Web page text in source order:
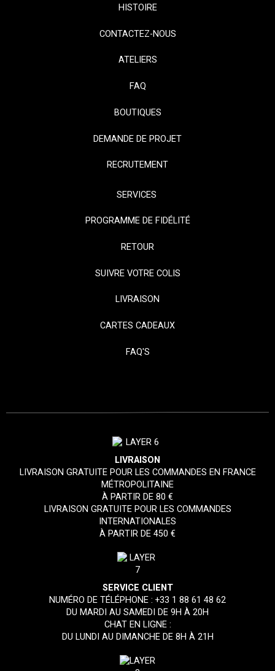
HISTOIRE
CONTACTEZ-NOUS
ATELIERS
FAQ
BOUTIQUES
DEMANDE DE PROJET
RECRUTEMENT
SERVICES
PROGRAMME DE FIDÉLITÉ
RETOUR
SUIVRE VOTRE COLIS
LIVRAISON
CARTES CADEAUX
FAQ'S
LIVRAISON
LIVRAISON GRATUITE POUR LES COMMANDES EN FRANCE
MÉTROPOLITAINE
À PARTIR DE 80 €
LIVRAISON GRATUITE POUR LES COMMANDES
INTERNATIONALES
À PARTIR DE 450 €
SERVICE CLIENT
NUMÉRO DE TÉLÉPHONE :+33 1 88 61 48 62
DU MARDI AU SAMEDI DE 9H À 20H
CHAT EN LIGNE :
DU LUNDI AU DIMANCHE DE 8H À 21H